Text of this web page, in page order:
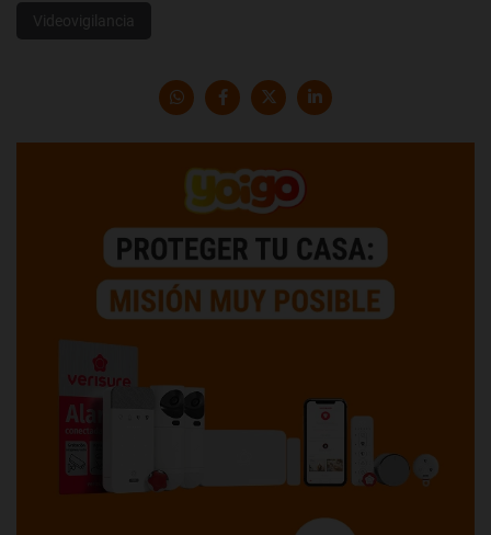
Videovigilancia